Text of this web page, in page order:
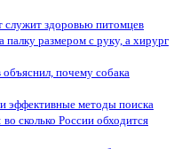
служит здоровью питомцев
палку размером с руку, а хирург
почему собака
эффективные методы поиска
сколько России обходится